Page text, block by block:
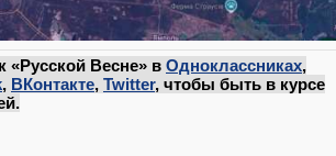
«Русской Весне» в Одноклассниках,
, ВКонтакте, Twitter, чтобы быть в курсе